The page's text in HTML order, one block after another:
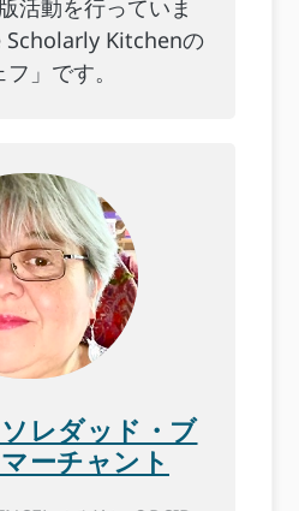
活動を行っていま
Scholarly Kitchenの
フ」です。
レダッド・ブ
ーチャント